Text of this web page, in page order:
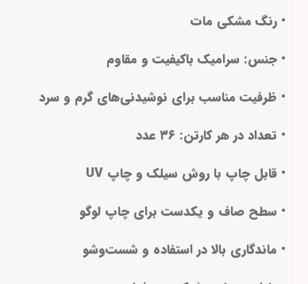
• رنگ مشکی مات
• جنس: سرامیک باکیفیت و مقاوم
• ظرفیت مناسب برای نوشیدنی‌های گرم و سرد
• تعداد در هر کارتن: ۳۶ عدد
• قابل چاپ با روش سیلک و چاپ UV
• سطح صاف و یکدست برای چاپ لوگو
• ماندگاری بالا در استفاده و شست‌وشو